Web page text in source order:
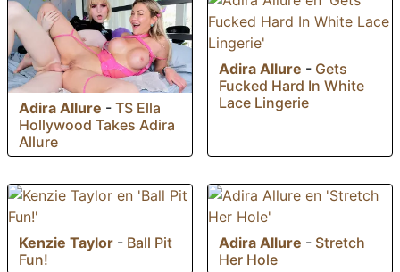
Adira Allure - TS Ella
Hollywood Takes Adira
Allure
Adira Allure - Gets
Fucked Hard In White
Lace Lingerie
Kenzie Taylor - Ball Pit
Fun!
Adira Allure - Stretch
Her Hole